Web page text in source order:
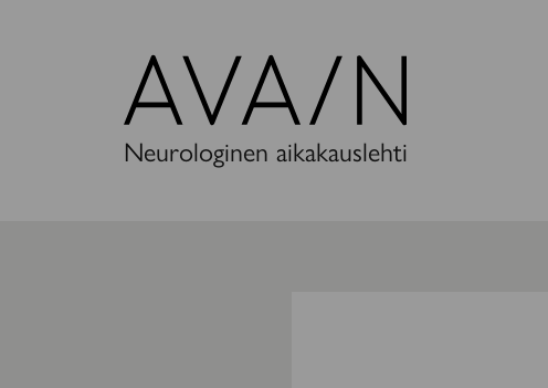
lehti
Neurologinen aikakauslehti